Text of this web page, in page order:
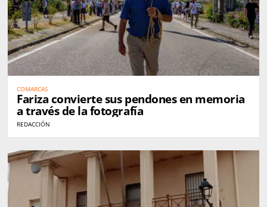
COMARCAS
Fariza convierte sus pendones en memoria
a través de la fotografía
REDACCIÓN